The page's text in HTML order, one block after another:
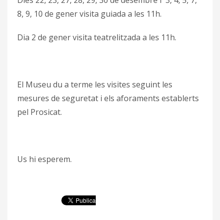
8, 9, 10 de gener visita guiada a les 11h.
Dia 2 de gener visita teatrelitzada a les 11h.
El Museu du a terme les visites seguint les
mesures de seguretat i els aforaments establerts
pel Prosicat.
Us hi esperem.